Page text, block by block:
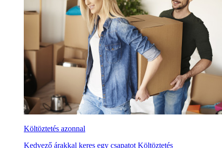
Költöztetés azonnal
Kedvező árakkal keres egy csapatot Költöztetés